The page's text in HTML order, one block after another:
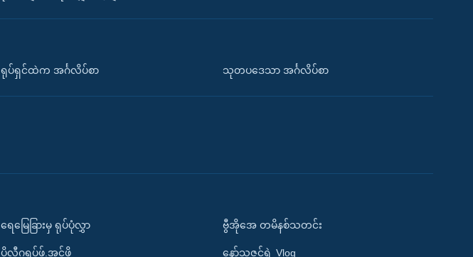
ရုပ်ရှင်ထဲက အင်္ဂလိပ်စာ သုတပဒေသာ အင်္ဂလိပ်စာ
ရေမြေခြားမှ ရုပ်ပုံလွှာ
ပိုလီဂရပ်ဖ်.အင်ဖို
ဗွီအိုအေ တမိနစ်သတင်း
နော်သဇင်ရဲ့ Vlog